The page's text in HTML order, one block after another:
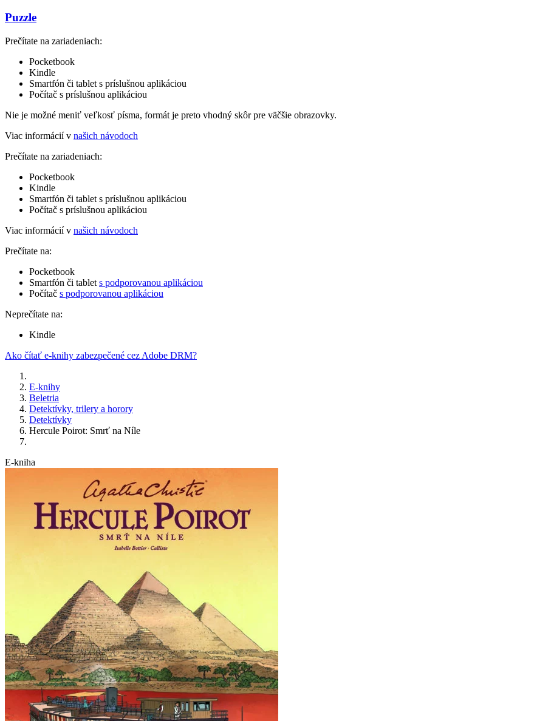
Puzzle
Prečítate na zariadeniach:
Pocketbook
Kindle
Smartfón či tablet s príslušnou aplikáciou
Počítač s príslušnou aplikáciou
Nie je možné meniť veľkosť písma, formát je preto vhodný skôr pre väčšie obrazovky.
Viac informácií v našich návodoch
Prečítate na zariadeniach:
Pocketbook
Kindle
Smartfón či tablet s príslušnou aplikáciou
Počítač s príslušnou aplikáciou
Viac informácií v našich návodoch
Prečítate na:
Pocketbook
Smartfón či tablet s podporovanou aplikáciou
Počítač s podporovanou aplikáciou
Neprečítate na:
Kindle
Ako čítať e-knihy zabezpečené cez Adobe DRM?
E-knihy
Beletria
Detektívky, trilery a horory
Detektívky
Hercule Poirot: Smrť na Níle
E-kniha